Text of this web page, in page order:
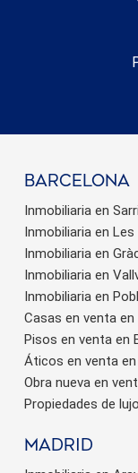
barcelona
Inmobiliaria en
Inmobiliaria en
Inmobiliaria en
Inmobiliaria en
Inmobiliaria en
Casas en venta
Pisos en venta en
Áticos en venta
Obra nueva en
Propiedades de
Madrid